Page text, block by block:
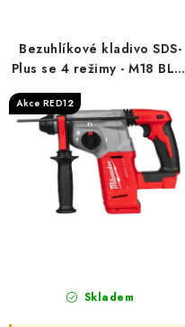
o
d
u
p
r
o
d
Bezuhlíkové kladivo SDS-
Plus se 4 režimy - M18 BLH-
0 (26 mm)
Akce RED12
Skladem